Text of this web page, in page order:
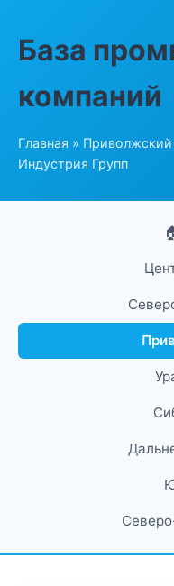
База
компаний
Главная » Приволжский
Индустрия Групп